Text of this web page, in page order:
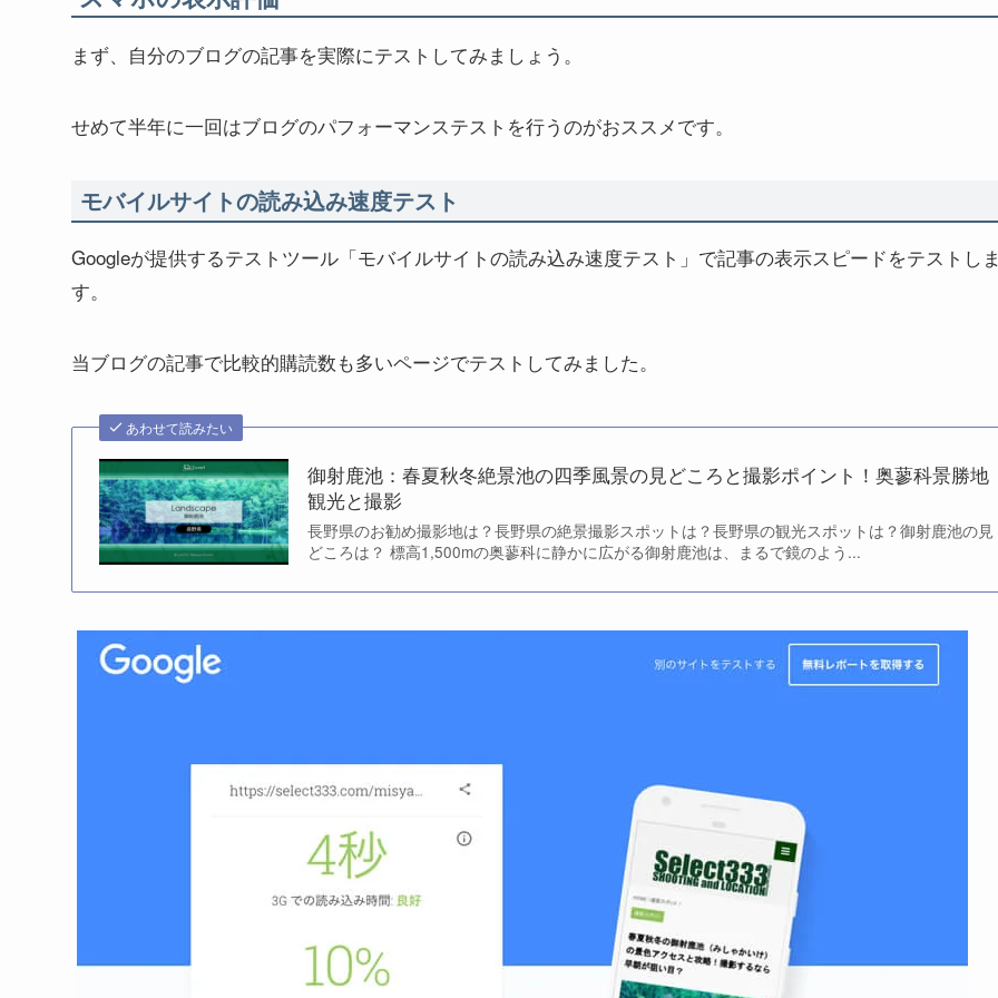
まず、自分のブログの記事を実際にテストしてみましょう。
せめて半年に一回はブログのパフォーマンステストを行うのがおススメです。
モバイルサイトの読み込み速度テスト
Googleが提供するテストツール「モバイルサイトの読み込み速度テスト」で記事の表示スピードをテストし
す。
当ブログの記事で比較的購読数も多いページでテストしてみました。
あわせて読みたい
御射鹿池：春夏秋冬絶景池の四季風景の見どころと撮影ポイント！奥蓼科景勝地
観光と撮影
長野県のお勧め撮影地は？長野県の絶景撮影スポットは？長野県の観光スポットは？御射鹿池の見
どころは？ 標高1,500mの奥蓼科に静かに広がる御射鹿池は、まるで鏡のよう...